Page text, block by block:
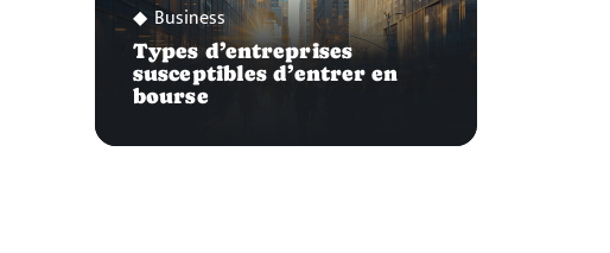
Business
Types d’entreprises
susceptibles d’entrer en
bourse